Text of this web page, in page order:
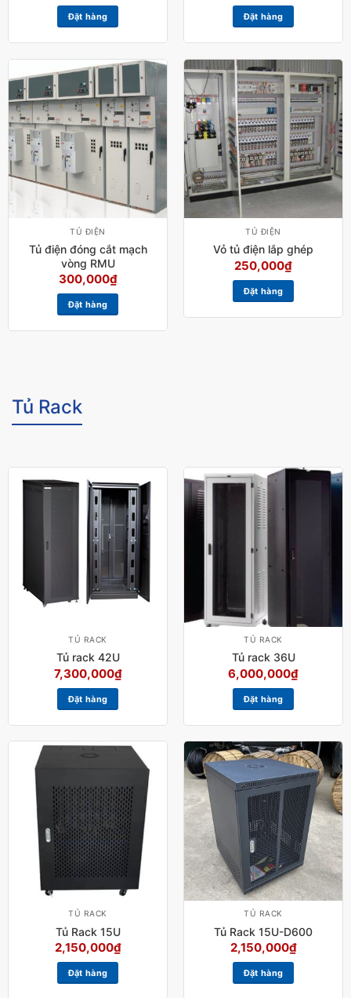
Đặt hàng Đặt hàng
TỦ ĐIỆN
Tủ điện đóng cắt mạch
vòng RMU
300,000₫
Đặt hàng
TỦ ĐIỆN
Vỏ tủ điện lắp ghép
250,000₫
Đặt hàng
Tủ Rack
TỦ RACK
Tủ rack 42U
7,300,000₫
Đặt hàng
TỦ RACK
Tủ rack 36U
6,000,000₫
Đặt hàng
TỦ RACK
Tủ Rack 15U
2,150,000₫
Đặt hàng
TỦ RACK
Tủ Rack 15U-D600
2,150,000₫
Đặt hàng